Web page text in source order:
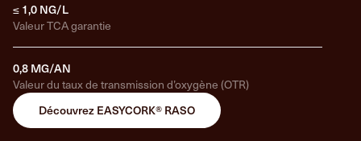
≤ 1,0 NG/L
Valeur TCA garantie
0,8 MG/AN
Valeur du taux de transmission d’oxygène (OTR)
Découvrez EASYCORK® RASO